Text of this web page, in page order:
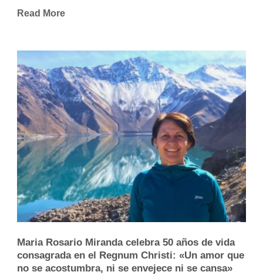
Read More
Maria Rosario Miranda celebra 50 años de vida
consagrada en el Regnum Christi: «Un amor que
no se acostumbra, ni se envejece ni se cansa»